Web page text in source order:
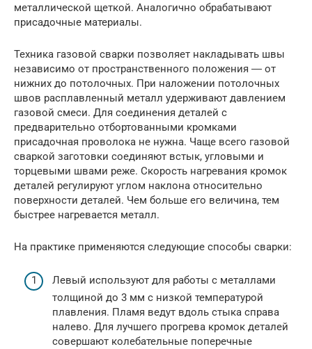
металлической щеткой. Аналогично обрабатывают
присадочные материалы.
Техника газовой сварки позволяет накладывать швы
независимо от пространственного положения ― от
нижних до потолочных. При наложении потолочных
швов расплавленный металл удерживают давлением
газовой смеси. Для соединения деталей с
предварительно отбортованными кромками
присадочная проволока не нужна. Чаще всего газовой
сваркой заготовки соединяют встык, угловыми и
торцевыми швами реже. Скорость нагревания кромок
деталей регулируют углом наклона относительно
поверхности деталей. Чем больше его величина, тем
быстрее нагревается металл.
На практике применяются следующие способы сварки:
Левый используют для работы с металлами
толщиной до 3 мм с низкой температурой
плавления. Пламя ведут вдоль стыка справа
налево. Для лучшего прогрева кромок деталей
совершают колебательные поперечные